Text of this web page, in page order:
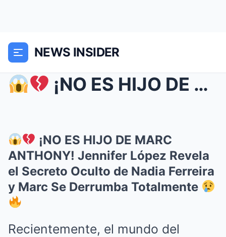
NEWS INSIDER
¡NO ES HIJO DE MARC ANTHONY! Jennifer López Rev...
¡NO ES HIJO DE MARC
ANTHONY! Jennifer López Revela
el Secreto Oculto de Nadia Ferreira
y Marc Se Derrumba Totalmente
Recientemente, el mundo del